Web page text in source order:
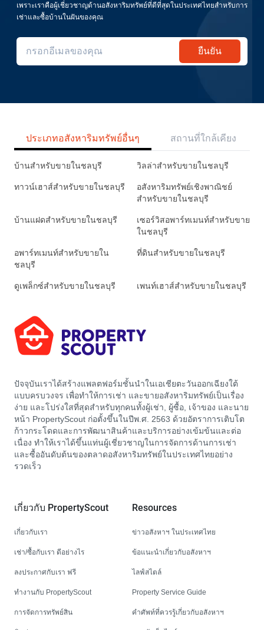
เพราะเราคือผู้เชี่ยวชาญด้านอสังหาริมทรัพย์ที่ดีที่สุดในประเทศไทยสำหรับการ
เช่าและซื้อบ้านในฝันของคุณ
ยืนยัน
ประเภทอสังหาริมทรัพย์อื่นๆ สถานที่ใกล้เคียง
บ้านสำหรับขายในชลบุรี วิลล่าสำหรับขายในชลบุรี
ทาวน์เฮาส์สำหรับขายในชลบุรี
อสังหาริมทรัพย์เชิงพาณิชย์
สำหรับขายในชลบุรี
บ้านแฝดสำหรับขายในชลบุรี
เซอร์วิสอพาร์ทเมนท์สำหรับขาย
ในชลบุรี
อพาร์ทเมนท์สำหรับขายใน
ชลบุรี
ที่ดินสำหรับขายในชลบุรี
ดูเพล็กซ์สำหรับขายในชลบุรี เพนท์เฮาส์สำหรับขายในชลบุรี
ปัจจุบันเราได้สร้างแพลตฟอร์มชั้นนำในเอเชียตะวันออกเฉียงใต้
แบบครบวงจร เพื่อทำให้การเช่า และขายอสังหาริมทรัพย์เป็นเรื่อง
ง่าย และโปร่งใสที่สุดสำหรับทุกคนทั้งผู้เช่า, ผู้ซื้อ, เจ้าของ และนาย
หน้า PropertyScout ก่อตั้งขึ้นในปีพ.ศ. 2563 ด้วยอัตราการเติบโต
ก้าวกระโดดและการพัฒนาสินค้าและบริการอย่างเข้มข้นและต่อ
เนื่อง ทำให้เราได้ขึ้นแท่นผู้เชี่ยวชาญในการจัดการด้านการเช่า
และซื้ออันดับต้นของตลาดอสังหาริมทรัพย์ในประเทศไทยอย่าง
รวดเร็ว
เกี่ยวกับ PropertyScout
เกี่ยวกับเรา
เช่า/ซื้อกับเรา ดีอย่างไร
ลงประกาศกับเรา ฟรี
ทำงานกับ PropertyScout
การจัดการทรัพย์สิน
Resources
ข่าวอสังหาฯ ในประเทศไทย
ข้อแนะนำเกี่ยวกับอสังหาฯ
ไลฟ์สไตล์
Property Service Guide
คำศัพท์ที่ควรรู้เกี่ยวกับอสังหาฯ